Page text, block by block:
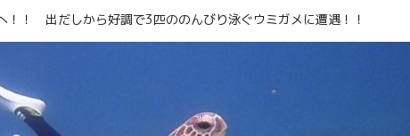
！！ 出だしから好調で3匹ののんびり泳ぐウミガメに遭遇！！